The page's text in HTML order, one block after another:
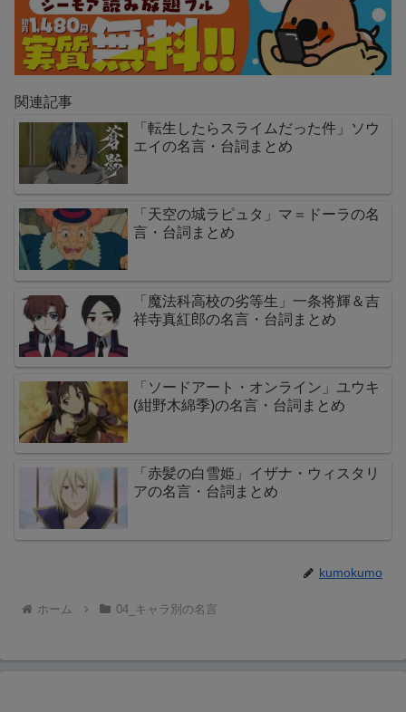
関連記事
「転生したらスライムだった件」ソウ
エイの名言・台詞まとめ
「天空の城ラピュタ」マ＝ドーラの名
言・台詞まとめ
「魔法科高校の劣等生」一条将輝＆吉
祥寺真紅郎の名言・台詞まとめ
「ソードアート・オンライン」ユウキ
(紺野木綿季)の名言・台詞まとめ
「赤髪の白雪姫」イザナ・ウィスタリ
アの名言・台詞まとめ
kumokumo
ホーム 04_キャラ別の名言